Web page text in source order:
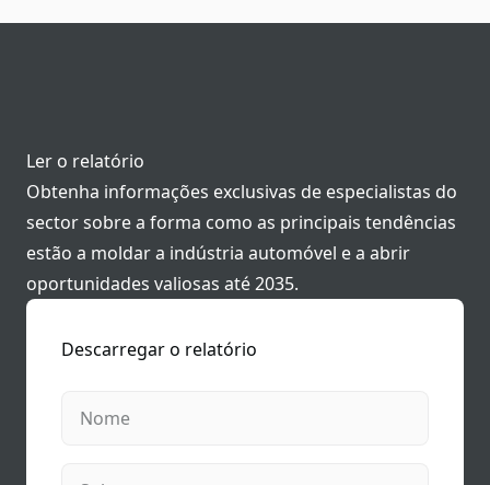
Ler o relatório
Obtenha informações exclusivas de especialistas do
sector sobre a forma como as principais tendências
estão a moldar a indústria automóvel e a abrir
oportunidades valiosas até 2035.
Descarregar o relatório